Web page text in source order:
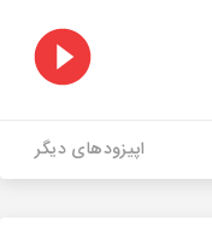
اپیزودهای دیگر